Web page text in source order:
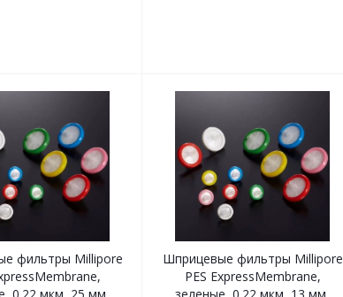
фильтры Millipore
Шприцевые фильтры Millipore
PES ExpressMembrane,